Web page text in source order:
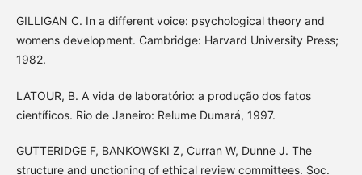
GILLIGAN C. In a different voice: psychological theory and
womens development. Cambridge: Harvard University Press;
1982.
LATOUR, B. A vida de laboratório: a produção dos fatos
científicos. Rio de Janeiro: Relume Dumará, 1997.
GUTTERIDGE F, BANKOWSKI Z, Curran W, Dunne J. The
structure and unctioning of ethical review committees. Soc.